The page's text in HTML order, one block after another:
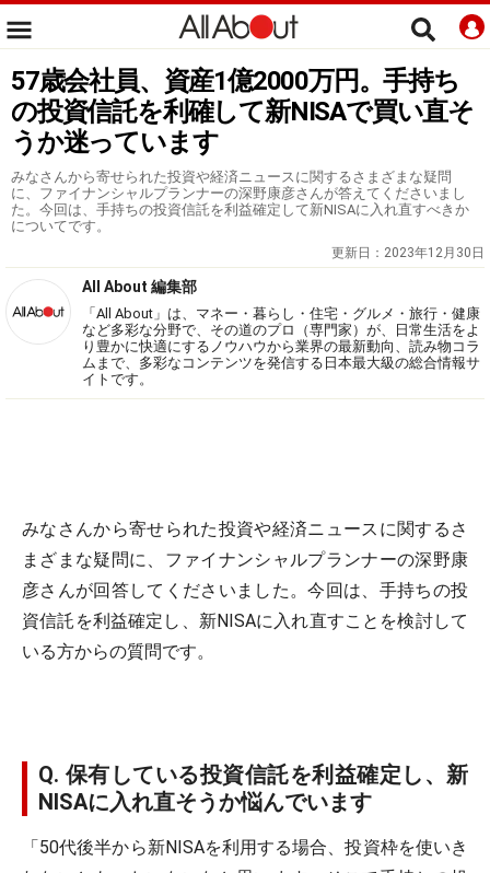
57歳会社員、資産1億2000万円。手持ち
の投資信託を利確して新NISAで買い直そ
うか迷っています
みなさんから寄せられた投資や経済ニュースに関するさまざまな疑問
に、ファイナンシャルプランナーの深野康彦さんが答えてくださいまし
た。今回は、手持ちの投資信託を利益確定して新NISAに入れ直すべきか
についてです。
更新日： 2023年12月30日
All About 編集部
「All About」は、マネー・暮らし・住宅・グルメ・旅行・健康
など多彩な分野で、その道のプロ（専門家）が、日常生活をよ
り豊かに快適にするノウハウから業界の最新動向、読み物コラ
ムまで、多彩なコンテンツを発信する日本最大級の総合情報サ
イトです。
みなさんから寄せられた投資や経済ニュースに関するさ
まざまな疑問に、ファイナンシャルプランナーの深野康
彦さんが回答してくださいました。今回は、手持ちの投
資信託を利益確定し、新NISAに入れ直すことを検討して
いる方からの質問です。
Q. 保有している投資信託を利益確定し、新
NISAに入れ直そうか悩んでいます
「50代後半から新NISAを利用する場合、投資枠を使いき